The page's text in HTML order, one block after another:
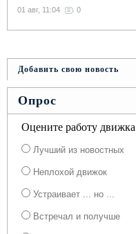
01 авг, 11:04 0
Добавить свою новость
Опрос
Оцените работу движка
Лучший из новостных
Неплохой движок
Устраивает ... но ...
Встречал и получше